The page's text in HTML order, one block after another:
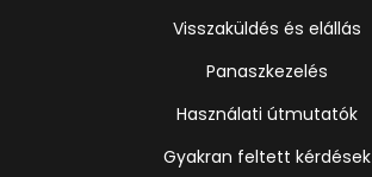
Visszaküldés és elállás
Panaszkezelés
Használati útmutatók
Gyakran feltett kérdések